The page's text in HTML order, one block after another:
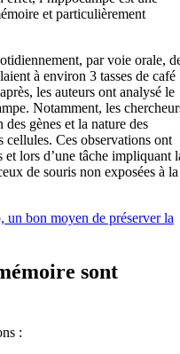
et particulièrement
par voie orale,
à environ 3 tasses de café
les auteurs ont analysé le
Notamment, les
gènes et la nature des
cellules. Ces observations ont
lors d’une tâche impliquant
de souris non exposées à la
un bon moyen de préserver la
sont
: